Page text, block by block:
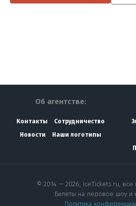
Об агентстве:
Контакты
Сотрудничество
Новости
Наши логотипы
© 2014 — 2026, IceTickets.ru,
Билеты на ледовое шоу и
Политика